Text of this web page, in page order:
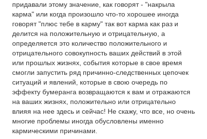
придавали этому значение, как говорят - "накрыла
карма" или когда произошло что-то хорошее иногда
говорят "плюс тебе в карму" так вот карма как раз и
делится на положительную и отрицательную, а
определяется это количество положительного и
отрицательного совокупность ваших действий в этой
или прошлых жизнях, события которые в свое время
смогли запустить ряд причинно-следственных цепочек
ситуаций и явлений, которые в свою очередь по
эффекту бумеранга возвращаются к вам и отражаются
на ваших жизнях, положительно или отрицательно
влияя на нее здесь и сейчас! Не скажу, что все, но очень
многие проблемы иногда обусловлены именно
кармическими причинами.